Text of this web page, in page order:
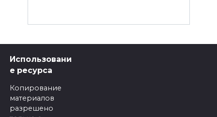
Использовани
е ресурса
Копирование
материалов
разрешено